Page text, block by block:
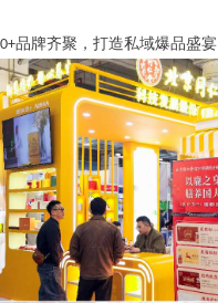
品牌齐聚，打造私域爆品盛宴